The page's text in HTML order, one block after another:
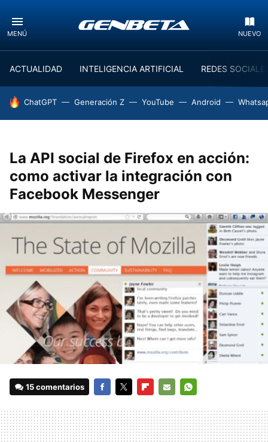
MENÚ NUEVO
ACTUALIDAD INTELIGENCIA ARTIFICIAL REDES
HOY SE HABLA DE
ChatGPT Generación Z YouTube Android
La API social de Firefox en acción:
como activar la integración con
Facebook Messenger
15 comentarios
MAIL